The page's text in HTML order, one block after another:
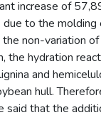
increase of
due to the
non-variation
the hydration
and
hull.
said that the